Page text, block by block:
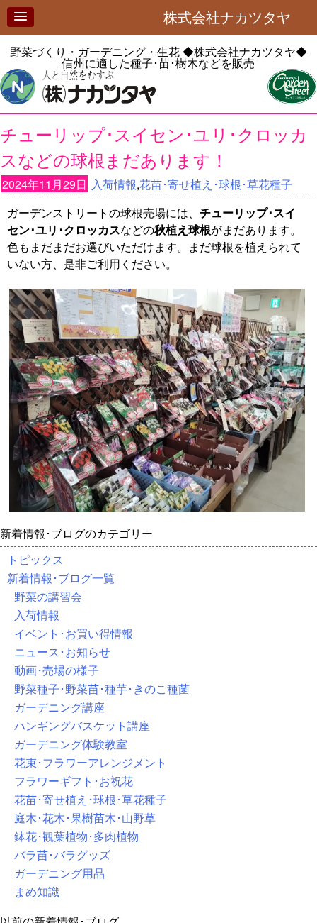
株式会社ナカツタヤ
野菜づくり・ガーデニング・生花◆株式会社ナカツタヤ◆
信州に適した種子･苗･樹木などを販売
チューリップ･スイセン･ユリ･クロッカ
スなどの球根まだあります！
2024年11月29日 入荷情報,花苗･寄せ植え･球根･草花種子
ガーデンストリートの球根売場には、 チューリップ･スイ
セン･ユリ･クロッカスなどの秋植え球根がまだあります。
色もまだまだお選びいただけます。まだ球根を植えられて
いない方、是非ご利用ください。
新着情報･ブログのカテゴリー
トピックス
新着情報･ブログ一覧
野菜の講習会
入荷情報
イベント･お買い得情報
ニュース･お知らせ
動画･売場の様子
野菜種子･野菜苗･種芋･きのこ種菌
ガーデニング講座
ハンギングバスケット講座
ガーデニング体験教室
花束･フラワーアレンジメント
フラワーギフト･お祝花
花苗･寄せ植え･球根･草花種子
庭木･花木･果樹苗木･山野草
鉢花･観葉植物･多肉植物
バラ苗･バラグッズ
ガーデニング用品
まめ知識